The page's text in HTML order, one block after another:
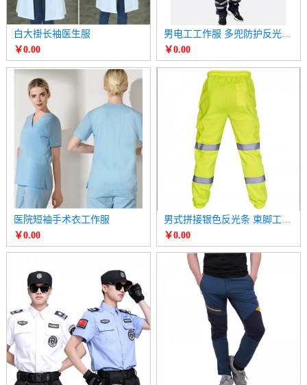
白大褂长袖医生服
￥0.00
男电工工作服 多兜防护反光条飞兜工具长裤
￥0.00
医院短袖手术衣工作服
￥0.00
￥0.00